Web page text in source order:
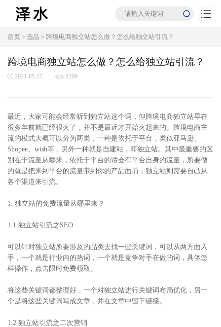
首页 > 选品 > 跨境电商独立站怎么做？怎么给独立站引流？
跨境电商独立站怎么做？怎么给独立站引流？
2021-05-17 1209
最近，大家可能会经常听到独立站这个词，但跨境电商独立站早在
很多年前就已经很火了，并不是最近才开始火起来的。跨境电商主
流的模式大概可以分为两类，一种是依托于平台，类似亚马逊、
Shopee、wish等，另外一种就是自建站，即独立站。其中最重要的区
别在于流量从哪来，依托于平台的话会有平台自身的流量，所要做
的就是把来到平台的流量带到你的产品面前；独立站则需要自己从
各个渠道来引流。
1. 独立站的免费流量从哪里来？
1.1 独立站引流之SEO
可以针对独立站所要涉及的品类去找一些关键词，可以从两方面入
手，一个就是行业内的热词，一个就是竞争对手在做的词，具体怎
样操作，点击限时免费领取。
将这些关键词都整理好，一个对独立站进行关键词布局优化，另一
个是将这些关键词写成文章，并在文章中留下链接。
1.2 独立站引流之二次营销